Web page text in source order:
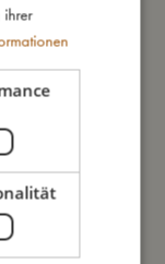
Silikon - Warm
€13,99